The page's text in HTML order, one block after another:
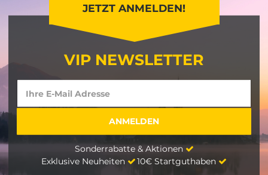
JETZT ANMELDEN!
VIP NEWSLETTER
Sonderrabatte & Aktionen
Exklusive Neuheiten
10€ Startguthaben